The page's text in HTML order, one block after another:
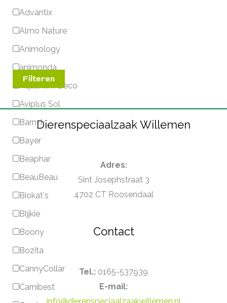
Advantix
Almo Nature
Animology
animonda
Aquarium Deco
Aviplus Sol
Barn-I
Bayer
Beaphar
BeauBeau
Biokat's
Blijkie
Boony
Bozita
CannyCollar
Carnibest
Filteren
Dierenspeciaalzaak Willemen
Adres:
Sint Josephstraat 3
4702 CT Roosendaal
Contact
Tel.: 0165-537939
E-mail:
info@dierenspeciaalzaakwillemen.nl